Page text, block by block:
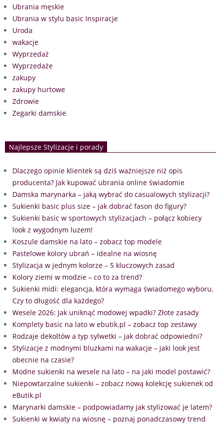
Ubrania męskie
Ubrania w stylu basic Inspiracje
Uroda
wakacje
Wyprzedaż
Wyprzedaże
zakupy
zakupy hurtowe
Zdrowie
Zegarki damskie
Najlepsze Stylizacje i porady
Dlaczego opinie klientek są dziś ważniejsze niż opis
producenta? Jak kupować ubrania online świadomie
Damska marynarka – jaką wybrać do casualowych stylizacji?
Sukienki basic plus size – jak dobrać fason do figury?
Sukienki basic w sportowych stylizacjach – połącz kobiecy
look z wygodnym luzem!
Koszule damskie na lato – zobacz top modele
Pastelowe kolory ubrań – idealne na wiosnę
Stylizacja w jednym kolorze – 5 kluczowych zasad
Kolory ziemi w modzie – co to za trend?
Sukienki midi: elegancja, która wymaga świadomego wyboru.
Czy to długość dla każdego?
Wesele 2026: Jak uniknąć modowej wpadki? Złote zasady
Komplety basic na lato w ebutik.pl – zobacz top zestawy
Rodzaje dekoltów a typ sylwetki – jak dobrać odpowiedni?
Stylizacje z modnymi bluzkami na wakacje – jaki look jest
obecnie na czasie?
Modne sukienki na wesele na lato – na jaki model postawić?
Niepowtarzalne sukienki – zobacz nową kolekcję sukienek od
eButik.pl
Marynarki damskie – podpowiadamy jak stylizować je latem?
Sukienki w kwiaty na wiosnę – poznaj ponadczasowy trend